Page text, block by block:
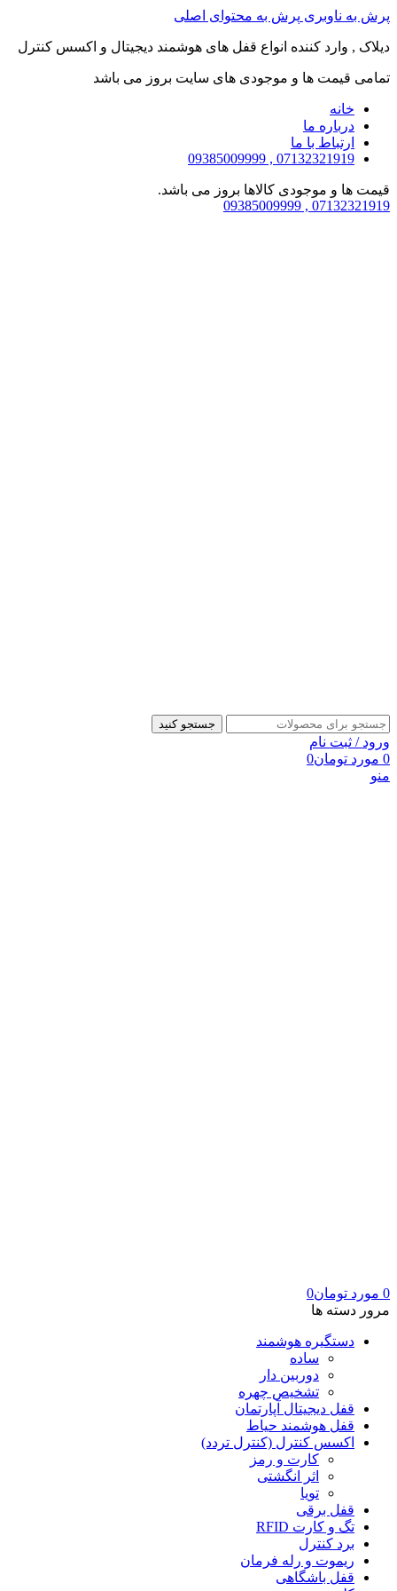
پرش به ناوبری پرش به محتوای اصلی
دیلاک , وارد کننده انواع قفل های هوشمند دیجیتال و اکسس کنترل
تمامی قیمت ها و موجودی های سایت بروز می باشد
خانه
درباره ما
ارتباط با ما
07132321919 , 09385009999
قیمت ها و موجودی کالاها بروز می باشد.
07132321919 , 09385009999
جستجو کنید
ورود / ثبت نام
0 مورد تومان0
منو
0 مورد تومان0
مرور دسته ها
دستگیره هوشمند
ساده
دوربین دار
تشخیص چهره
قفل دیجیتال آپارتمان
قفل هوشمند حیاط
اکسس کنترل (کنترل تردد)
کارت و رمز
اثر انگشتی
تویا
قفل برقی
تگ و کارت RFID
برد کنترل
ریموت و رله فرمان
قفل باشگاهی